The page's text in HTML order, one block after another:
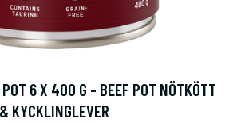
6 X 400 G - BEEF POT NÖTKÖTT
& KYCKLINGLEVER